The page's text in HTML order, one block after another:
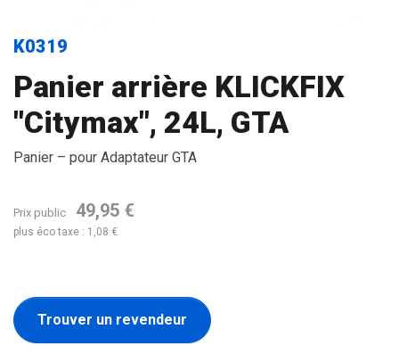
K0319
Panier arrière KLICKFIX
"Citymax", 24L, GTA
Panier – pour Adaptateur GTA
Prix public 49,95 €
plus éco taxe : 1,08 €
Trouver un revendeur